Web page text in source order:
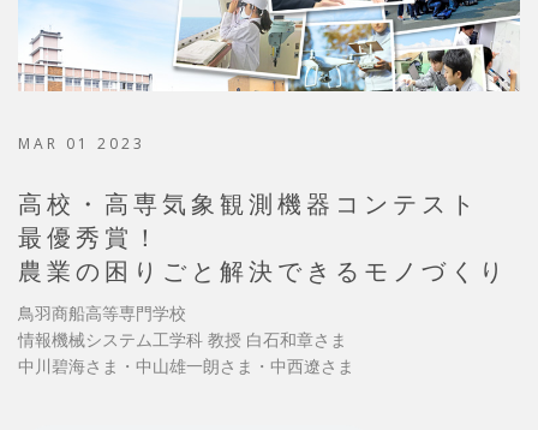
MAR 01 2023
高校・高専気象観測機器コンテスト
最優秀賞！
農業の困りごと解決できるモノづくり
鳥羽商船高等専門学校
情報機械システム工学科 教授 白石和章さま
中川碧海さま・中山雄一朗さま・中西遼さま